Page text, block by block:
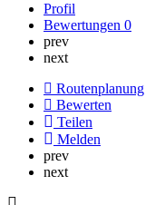
Profil
Bewertungen 0
prev
next
Routenplanung
Bewerten
Teilen
Melden
prev
next